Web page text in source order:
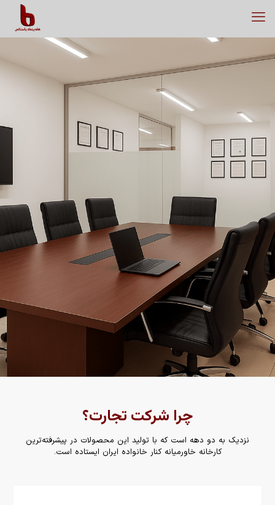
چرا شرکت تجارت؟
نزدیک به دو دهه است که با تولید این محصولات در پیشرفته‌ترین
کارخانه خاورمیانه کنار خانواده ایران ایستاده است.